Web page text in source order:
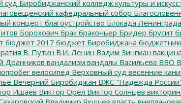
суд Биробиджанский колледж культуры и
кафедральный собор
концерт благоустройство Блокада Ленинграда
Борохович брак браконьер Бридер брусит
бюджет 2017 бюджет Биробиджана
В. Путин В.И. Ленин Вадим Зингман вакцина
Дранников вандализм вандалы Васильева ВВО
велосипед Верховный суд весенние
Вечерний Биробиджан ВЖС "Надежда
Ишаев Виктор Орёл Виктор Солнцев